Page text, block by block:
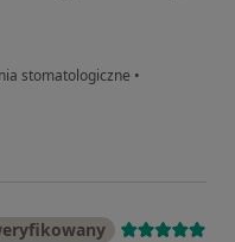
stomatologiczne •